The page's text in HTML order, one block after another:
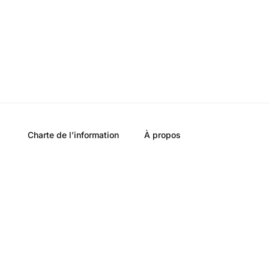
Charte de l’information À propos